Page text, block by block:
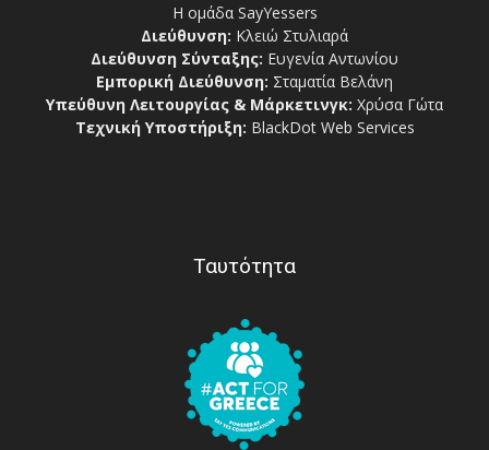
Η ομάδα SayYessers
Διεύθυνση: Κλειώ Στυλιαρά
Διεύθυνση Σύνταξης: Ευγενία Αντωνίου
Εμπορική Διεύθυνση: Σταματία Βελάνη
Υπεύθυνη Λειτουργίας & Μάρκετινγκ: Χρύσα Γώτα
Τεχνική Υποστήριξη: BlackDot Web Services
Ταυτότητα